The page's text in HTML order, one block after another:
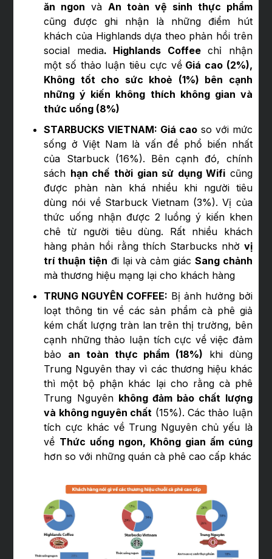
ăn ngon vàAn toàn vệ sinh thực phẩm
cũng được ghi nhận là những điểm hút
khách của Highlands dựa theo phản hồi trên
social media. Highlands Coffeechỉ nhận
một số thảo luận tiêu cực vềGiá cao (2%),
Không tốt cho sức khoẻ (1%) bên cạnh
những ý kiến không thích không gian và
thức uống (8%)
STARBUCKS VIETNAM: Giá cao so với mức
sống ở Việt Nam là vấn đề phổ biến nhất
của Starbuck (16%). Bên cạnh đó, chính
sách hạn chế thời gian sử dụng Wifi cũng
được phàn nàn khá nhiều khi người tiêu
dùng nói về Starbuck Vietnam (3%). Vị của
thức uống nhận được 2 luồng ý kiến khen
chê từ người tiêu dùng. Rất nhiều khách
hàng phản hồi rằng thích Starbucks nhờ vị
trí thuận tiện đi lại và cảm giác Sang chảnh
mà thương hiệu mạng lại cho khách hàng
TRUNG NGUYÊN COFFEE: Bị ảnh hưởng bởi
loạt thông tin về các sản phẩm cà phê giả
kém chất lượng tràn lan trên thị trường, bên
cạnh những thảo luận tích cực về việc đảm
bảo an toàn thực phẩm (18%) khi dùng
Trung Nguyên thay vì các thương hiệu khác
thì một bộ phận khác lại cho rằng cà phê
Trung Nguyên không đảm bảo chất lượng
và không nguyên chất (15%). Các thảo luận
tích cực khác về Trung Nguyên chủ yếu là
về Thức uống ngon, Không gian ấm cúng
hơn so với những quán cà phê cao cấp khác